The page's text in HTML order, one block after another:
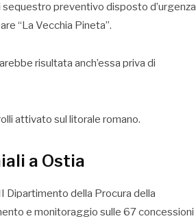
preventivo disposto d’urgenza
“La Vecchia Pineta”.
risultata anch’essa priva di
attivato sul litorale romano.
a Ostia
Dipartimento della Procura della
e monitoraggio sulle 67 concessioni